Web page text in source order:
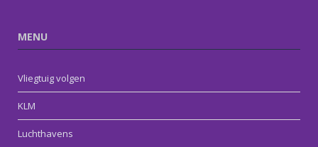
MENU
Vliegtuig volgen
KLM
Luchthavens